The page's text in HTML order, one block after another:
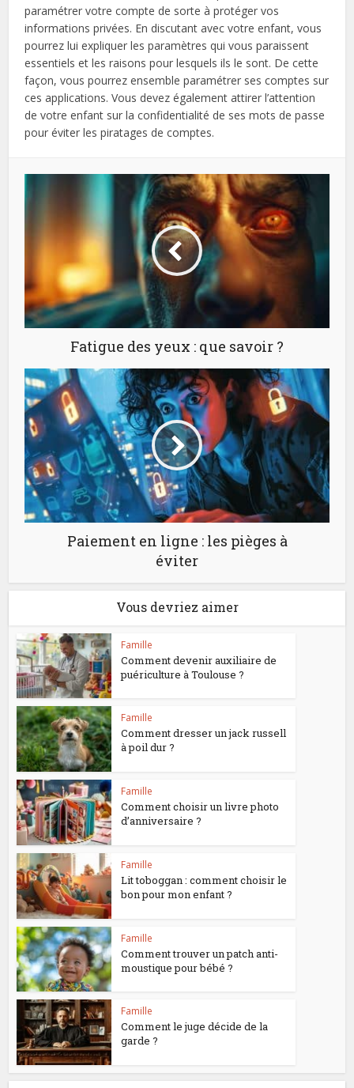
paramétrer votre compte de sorte à protéger vos
informations privées. En discutant avec votre enfant, vous
pourrez lui expliquer les paramètres qui vous paraissent
essentiels et les raisons pour lesquels ils le sont. De cette
façon, vous pourrez ensemble paramétrer ses comptes sur
ces applications. Vous devez également attirer l’attention
de votre enfant sur la confidentialité de ses mots de passe
pour éviter les piratages de comptes.
Fatigue des yeux : que savoir ?
Paiement en ligne : les pièges à
éviter
Vous devriez aimer
Famille
Comment devenir auxiliaire de
puériculture à Toulouse ?
Famille
Comment dresser un jack russell
à poil dur ?
Famille
Comment choisir un livre photo
d’anniversaire ?
Famille
Lit toboggan : comment choisir le
bon pour mon enfant ?
Famille
Comment trouver un patch anti-
moustique pour bébé ?
Famille
Comment le juge décide de la
garde ?